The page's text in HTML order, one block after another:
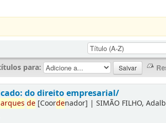
para:
do direito empresarial/
de [Coordenador] |SIMÃO FILHO,